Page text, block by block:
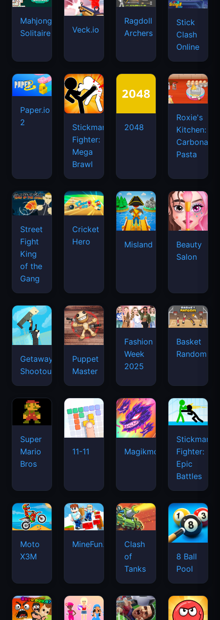
Mahjongg
Solitaire
Veck.io
Ragdoll
Archers
Stick
Clash
Online
Paper.io
2
Stickman
Fighter:
Mega
Brawl
2048
Roxie's
Kitchen:
Carbonara
Pasta
Street
Fight
King
of the
Gang
Cricket
Hero
Misland
Beauty
Salon
Getaway
Shootout
Puppet
Master
Fashion
Week
2025
Basket
Random
Super
Mario
Bros
11-11 Magikmon
Stickman
Fighter:
Epic
Battles
Moto
X3M
MineFun.io
Clash
of
Tanks
8 Ball
Pool